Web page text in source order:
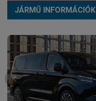
JÁRMŰ INFORMÁCIÓK